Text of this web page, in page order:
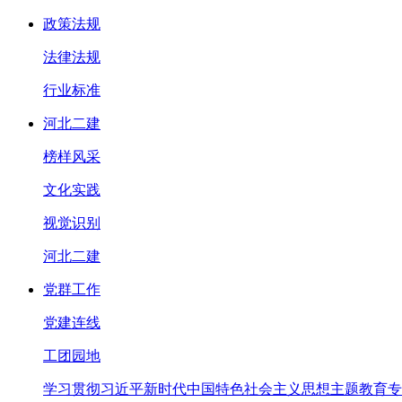
政策法规
法律法规
行业标准
河北二建
榜样风采
文化实践
视觉识别
河北二建
党群工作
党建连线
工团园地
学习贯彻习近平新时代中国特色社会主义思想主题教育